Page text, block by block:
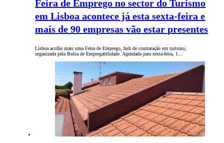
Feira de Emprego no sector do Turismo
em Lisboa acontece já esta sexta-feira e
mais de 90 empresas vão estar presentes
Lisboa acolhe mais uma Feira de Emprego, hub de contratação em turismo,
organizada pela Bolsa de Empregabilidade. Agendada para sexta-feira, 1…